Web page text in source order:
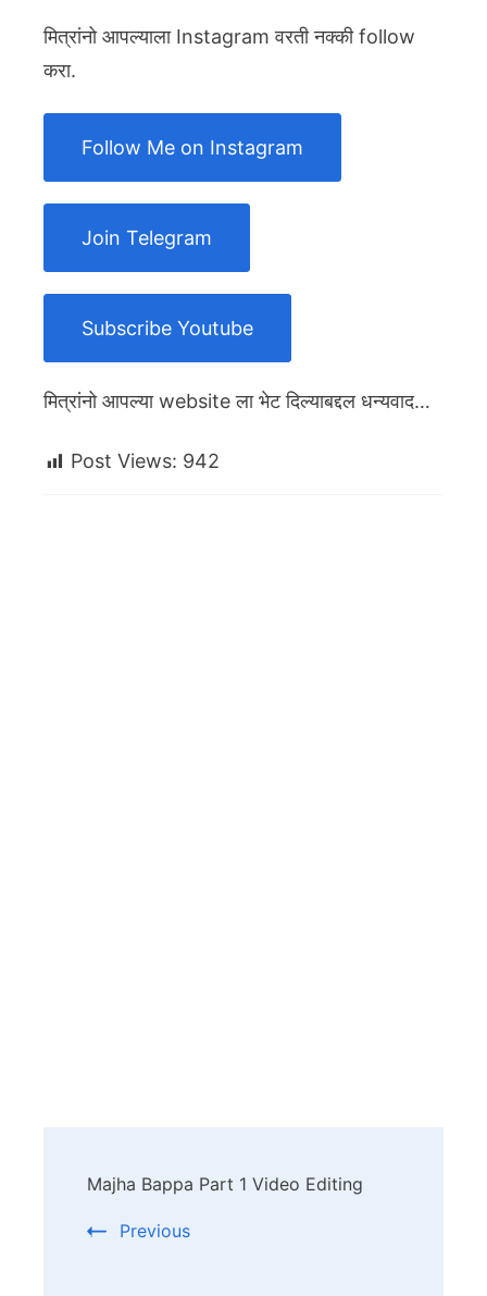
मित्रांनो आपल्याला Instagram वरती नक्की follow
करा.
Follow Me on Instagram
Join Telegram
Subscribe Youtube
मित्रांनो आपल्या website ला भेट दिल्याबद्दल धन्यवाद…
Post Views: 942
Navigation
Majha Bappa Part 1 Video Editing
Previous